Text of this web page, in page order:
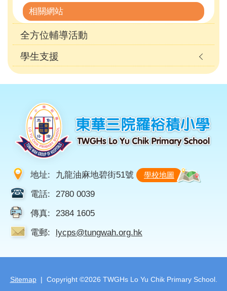
相關網站
全方位輔導活動
學生支援
地址: 九龍油麻地碧街51號 學校地圖
電話: 2780 0039
傳真: 2384 1605
電郵: lycps@tungwah.org.hk
Sitemap| Copyright ©2026 TWGHs Lo Yu Chik Primary School.